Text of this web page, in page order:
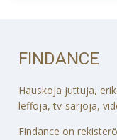
FINDANCE
Hauskoja juttuja,
leffoja, tv-sarjoja,
Findance on